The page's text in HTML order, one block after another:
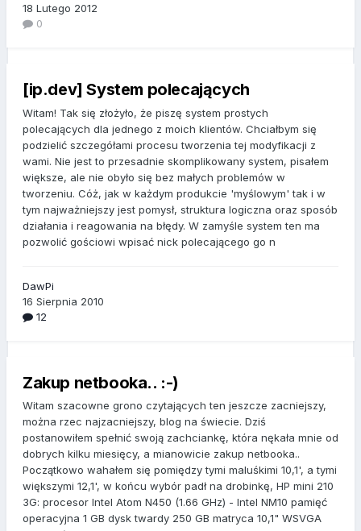
18 Lutego 2012
0
[ip.dev] System polecających
Witam! Tak się złożyło, że piszę system prostych
polecających dla jednego z moich klientów. Chciałbym się
podzielić szczegółami procesu tworzenia tej modyfikacji z
wami. Nie jest to przesadnie skomplikowany system, pisałem
większe, ale nie obyło się bez małych problemów w
tworzeniu. Cóż, jak w każdym produkcie 'myślowym' tak i w
tym najważniejszy jest pomysł, struktura logiczna oraz sposób
działania i reagowania na błędy. W zamyśle system ten ma
pozwolić gościowi wpisać nick polecającego go n
DawPi
16 Sierpnia 2010
12
Zakup netbooka.. :-)
Witam szacowne grono czytających ten jeszcze zacniejszy,
można rzec najzacniejszy, blog na świecie. Dziś
postanowiłem spełnić swoją zachciankę, która nękała mnie od
dobrych kilku miesięcy, a mianowicie zakup netbooka..
Początkowo wahałem się pomiędzy tymi maluśkimi 10,1', a tymi
większymi 12,1', w końcu wybór padł na drobinkę, HP mini 210
3G: procesor Intel Atom N450 (1.66 GHz) - Intel NM10 pamięć
operacyjna 1 GB dysk twardy 250 GB matryca 10,1" WSVGA